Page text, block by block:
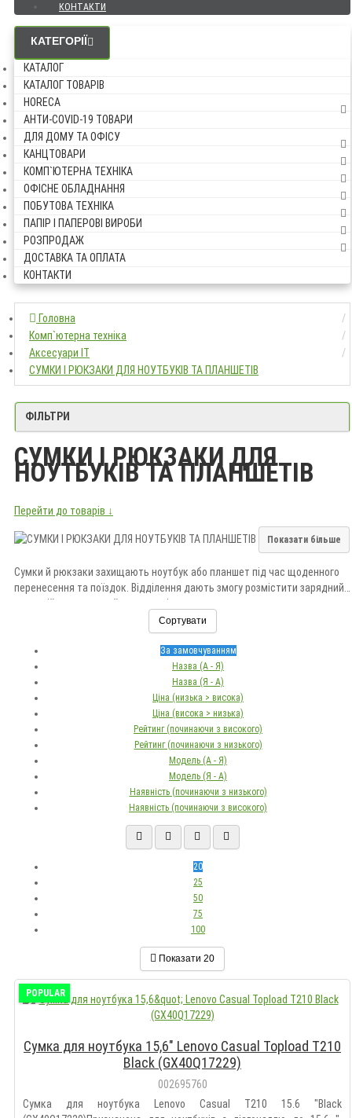
КОНТАКТИ
КАТЕГОРІЇ
КАТАЛОГ
КАТАЛОГ ТОВАРІВ
HORECA
АНТИ-COVID-19 ТОВАРИ
ДЛЯ ДОМУ ТА ОФІСУ
КАНЦТОВАРИ
КОМП`ЮТЕРНА ТЕХНІКА
ОФІСНЕ ОБЛАДНАННЯ
ПОБУТОВА ТЕХНІКА
ПАПІР І ПАПЕРОВІ ВИРОБИ
РОЗПРОДАЖ
ДОСТАВКА ТА ОПЛАТА
КОНТАКТИ
Головна
Комп`ютерна техніка
Аксесуари IT
СУМКИ І РЮКЗАКИ ДЛЯ НОУТБУКІВ ТА ПЛАНШЕТІВ
ФІЛЬТРИ
СУМКИ І РЮКЗАКИ ДЛЯ
НОУТБУКІВ ТА ПЛАНШЕТІВ
Перейти до товарів ↓
Показати більше
Сумки й рюкзаки захищають ноутбук або планшет під час щоденного
перенесення та поїздок. Відділення дають змогу розмістити зарядний
пристрій, документи й додаткові аксесуари.
Обирайте модель за діагоналлю пристрою, рівнем захисту, місткістю,
Сортувати
За замовчуванням
Назва (А - Я)
Назва (Я - А)
Ціна (низька > висока)
Ціна (висока > низька)
Рейтинг (починаючи з високого)
Рейтинг (починаючи з низького)
Модель (А - Я)
Модель (Я - А)
Наявність (починаючи з низького)
Наявність (починаючи з високого)
20
25
50
75
100
Показати 20
POPULAR
Сумка для ноутбука 15,6" Lenovo Casual Topload T210
Black (GX40Q17229)
002695760
Сумка для ноутбука Lenovo Casual T210 15.6 "Black